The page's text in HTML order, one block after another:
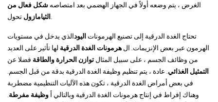
الغرض ، يتم وضعه أولاً في الجهاز الهضمي بعد امتصاصه شكل فعال من
الثيامازول
تحتاج الغدة الدرقية إلى تصنيع الهرمونات اليودالذي يدخل في مستويات
الهرمون عبر بعض الإنزيمات. ال هرمونات الغدة الدرقية لها تأثير على العديد
من وظائف الجسم ، على سبيل المثال توازن الحرارة والطاقة فضلا عن
التمثيل الغذائي . عادة ، يتم تنظيم وظيفة الغدة الدرقية بدقة من قبل الجسم.
في بعض أمراض الغدة الدرقية ، تكون هذه الآليات التنظيمية مضطربة
وهناك إفراط في إنتاج هرمونات الغدة الدرقية وبالتالي أ وظيفة مفرطة